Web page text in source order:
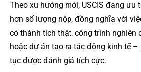
Theo xu hướng mới, USCIS đang ưu
hơn số lượng nộp, đồng nghĩa với
có thành tích thật, công trình nghiên
hoặc dự án tạo ra tác động kinh tế –
tục được đánh giá tích cực.